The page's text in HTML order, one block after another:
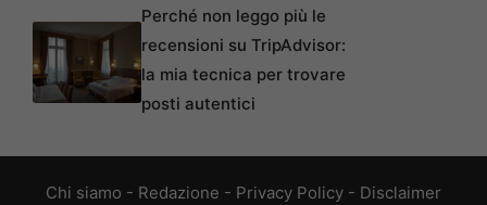
Perché non leggo più le
recensioni su TripAdvisor:
la mia tecnica per trovare
posti autentici
Chi siamo - Redazione - Privacy Policy - Disclaimer